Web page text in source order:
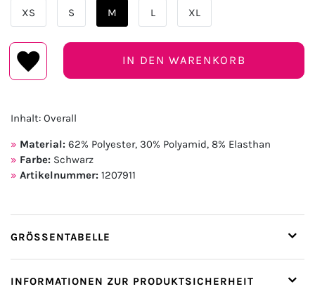
XS S M L XL
IN DEN WARENKORB
Inhalt: Overall
Material: 62% Polyester, 30% Polyamid, 8% Elasthan
Farbe: Schwarz
Artikelnummer: 1207911
GRÖSSENTABELLE
INFORMATIONEN ZUR PRODUKTSICHERHEIT